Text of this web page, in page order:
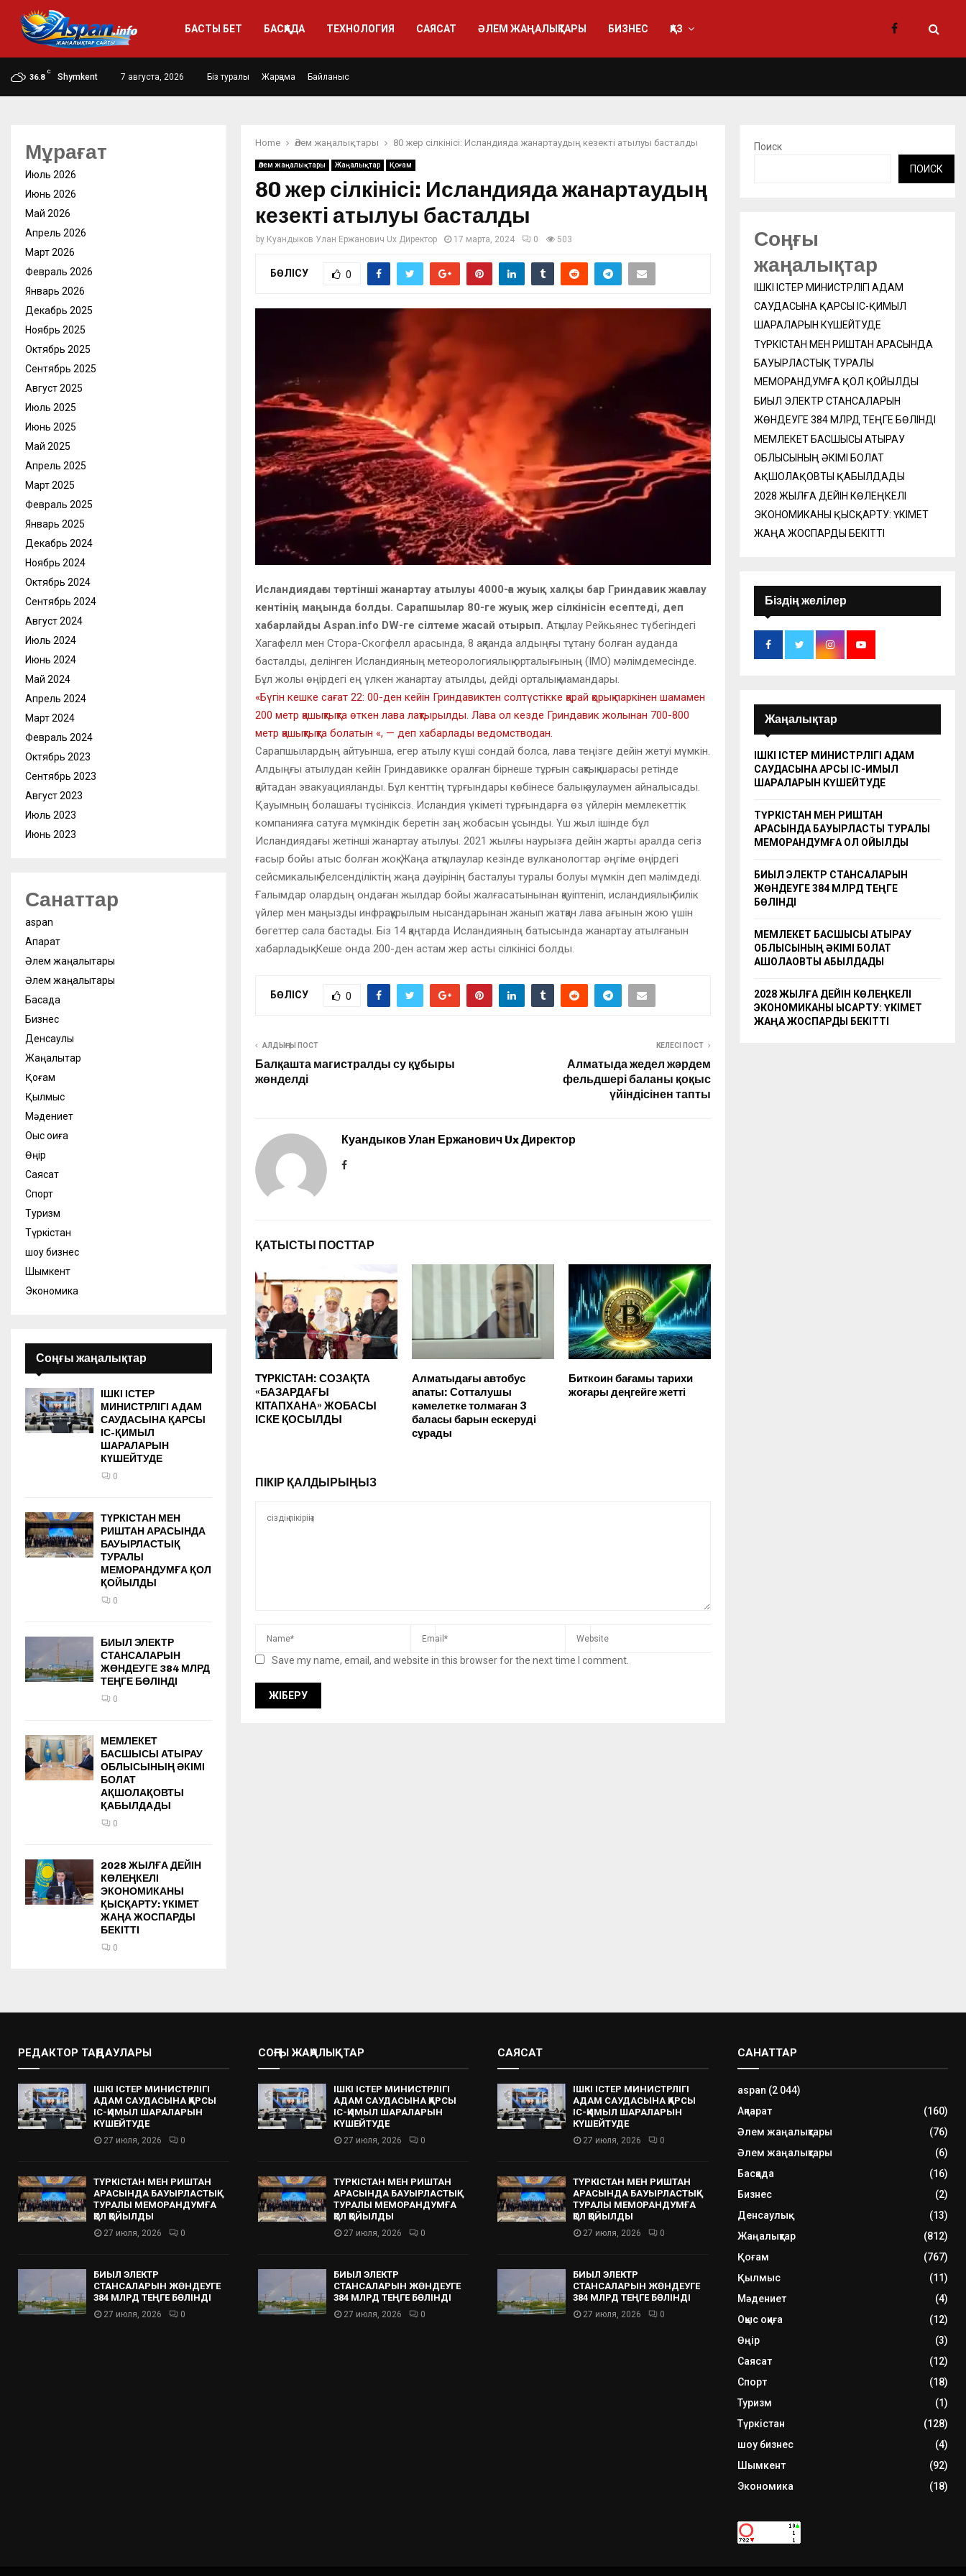
БАСТЫ БЕТ БАСҚАДА ТЕХНОЛОГИЯ САЯСАТ ӘЛЕМ ЖАҢАЛЫҚТАРЫ БИЗНЕС ҚАЗ
36.8
C
Shymkent 7 августа, 2026 Біз туралы Жарңама Байланыс
Home Әлем жаңалықтары 80 жер сілкінісі: Исландияда жанартаудың кезекті атылуы басталды
Әлем жаңалықтары Жаңалықтар Қоғам
80 жер сілкінісі: Исландияда жанартаудың
кезекті атылуы басталды
by Куандыков Улан Ержанович Ux Директор 17 марта, 2024 0 503
БӨЛІСУ 0
Исландиядағы төртінші жанартау атылуы 4000-ға жуық халқы бар Гриндавик жағалау
кентінің маңында болды. Сарапшылар 80-ге жуық жер сілкінісін есептеді, деп
хабарлайды Aspan.info DW-ге сілтеме жасай отырып. Атқылау Рейкьянес түбегіндегі
Хагафелл мен Стора-Скогфелл арасында, 8 ақпанда алдыңғы тұтану болған ауданда
басталды, делінген Исландияның метеорологиялық орталығының (IMO) мәлімдемесінде.
Бұл жолы өңірдегі ең үлкен жанартау атылды, дейді орталық мамандары.
«Бүгін кешке сағат 22: 00-ден кейін Гриндавиктен солтүстікке қарай қорық паркінен шамамен
200 метр қашықтықта өткен лава лақтырылды. Лава ол кезде Гриндавик жолынан 700-800
метр қашықтықта болатын «, — деп хабарлады ведомстводан.
Сарапшылардың айтуынша, егер атылу күші сондай болса, лава теңізге дейін жетуі мүмкін.
Алдыңғы атылудан кейін Гриндавикке оралған бірнеше тұрғын сақтық шарасы ретінде
қайтадан эвакуацияланды. Бұл кенттің тұрғындары көбінесе балық аулаумен айналысады.
Қауымның болашағы түсініксіз. Исландия үкіметі тұрғындарға өз үйлерін мемлекеттік
компанияға сатуға мүмкіндік беретін заң жобасын ұсынды. Үш жыл ішінде бұл
Исландиядағы жетінші жанартау атылуы. 2021 жылғы наурызға дейін жарты аралда сегіз
ғасыр бойы атыс болған жоқ. Жаңа атқылаулар кезінде вулканологтар әңгіме өңірдегі
сейсмикалық белсенділіктің жаңа дәуірінің басталуы туралы болуы мүмкін деп мәлімдеді.
Ғалымдар олардың ондаған жылдар бойы жалғасатынынан қауіптеніп, исландиялық билік
үйлер мен маңызды инфрақұрылым нысандарынан жанып жатқан лава ағынын жою үшін
бөгеттер сала бастады. Біз 14 қаңтарда Исландияның батысында жанартау атылғанын
хабарладық. Кеше онда 200-ден астам жер асты сілкінісі болды.
БӨЛІСУ 0
АЛДЫҢҒЫ ПОСТ
Балқашта магистралды су құбыры
жөнделді
КЕЛЕСІ ПОСТ
Алматыда жедел жәрдем
фельдшері баланы қоқыс
үйіндісінен тапты
Куандыков Улан Ержанович Ux Директор
ҚАТЫСТЫ ПОСТТАР
ТҮРКІСТАН: СОЗАҚТА
«БАЗАРДАҒЫ
КІТАПХАНА» ЖОБАСЫ
ІСКЕ ҚОСЫЛДЫ
Алматыдағы автобус
апаты: Сотталушы
кәмелетке толмаған 3
баласы барын ескеруді
сұрады
Биткоин бағамы тарихи
жоғары деңгейге жетті
ПІКІР ҚАЛДЫРЫҢЫЗ
Save my name, email, and website in this browser for the next time I comment.
Мұрағат
Июль 2026
Июнь 2026
Май 2026
Апрель 2026
Март 2026
Февраль 2026
Январь 2026
Декабрь 2025
Ноябрь 2025
Октябрь 2025
Сентябрь 2025
Август 2025
Июль 2025
Июнь 2025
Май 2025
Апрель 2025
Март 2025
Февраль 2025
Январь 2025
Декабрь 2024
Ноябрь 2024
Октябрь 2024
Сентябрь 2024
Август 2024
Июль 2024
Июнь 2024
Май 2024
Апрель 2024
Март 2024
Февраль 2024
Октябрь 2023
Сентябрь 2023
Август 2023
Июль 2023
Июнь 2023
Санаттар
aspan
Ақпарат
Әлем жаңалықтары
Әлем жаңалықтары
Басқада
Бизнес
Денсаулық
Жаңалықтар
Қоғам
Қылмыс
Мәдениет
Оқыс оқиға
Өңір
Саясат
Спорт
Туризм
Түркістан
шоу бизнес
Шымкент
Экономика
Соңғы жаңалықтар
ІШКІ ІСТЕР
МИНИСТРЛІГІ АДАМ
САУДАСЫНА ҚАРСЫ
ІС-ҚИМЫЛ
ШАРАЛАРЫН
КҮШЕЙТУДЕ
0
ТҮРКІСТАН МЕН
РИШТАН АРАСЫНДА
БАУЫРЛАСТЫҚ
ТУРАЛЫ
МЕМОРАНДУМҒА ҚОЛ
ҚОЙЫЛДЫ
0
БИЫЛ ЭЛЕКТР
СТАНСАЛАРЫН
ЖӨНДЕУГЕ 384 МЛРД
ТЕҢГЕ БӨЛІНДІ
0
МЕМЛЕКЕТ
БАСШЫСЫ АТЫРАУ
ОБЛЫСЫНЫҢ ӘКІМІ
БОЛАТ
АҚШОЛАҚОВТЫ
ҚАБЫЛДАДЫ
0
2028 ЖЫЛҒА ДЕЙІН
КӨЛЕҢКЕЛІ
ЭКОНОМИКАНЫ
ҚЫСҚАРТУ: ҮКІМЕТ
ЖАҢА ЖОСПАРДЫ
БЕКІТТІ
0
Поиск
ПОИСК
Соңғы
жаңалықтар
ІШКІ ІСТЕР МИНИСТРЛІГІ АДАМ
САУДАСЫНА ҚАРСЫ ІС-ҚИМЫЛ
ШАРАЛАРЫН КҮШЕЙТУДЕ
ТҮРКІСТАН МЕН РИШТАН АРАСЫНДА
БАУЫРЛАСТЫҚ ТУРАЛЫ
МЕМОРАНДУМҒА ҚОЛ ҚОЙЫЛДЫ
БИЫЛ ЭЛЕКТР СТАНСАЛАРЫН
ЖӨНДЕУГЕ 384 МЛРД ТЕҢГЕ БӨЛІНДІ
МЕМЛЕКЕТ БАСШЫСЫ АТЫРАУ
ОБЛЫСЫНЫҢ ӘКІМІ БОЛАТ
АҚШОЛАҚОВТЫ ҚАБЫЛДАДЫ
2028 ЖЫЛҒА ДЕЙІН КӨЛЕҢКЕЛІ
ЭКОНОМИКАНЫ ҚЫСҚАРТУ: ҮКІМЕТ
ЖАҢА ЖОСПАРДЫ БЕКІТТІ
Біздің желілер
Жаңалықтар
ІШКІ ІСТЕР МИНИСТРЛІГІ АДАМ
САУДАСЫНА ҚАРСЫ ІС-ҚИМЫЛ
ШАРАЛАРЫН КҮШЕЙТУДЕ
ТҮРКІСТАН МЕН РИШТАН
АРАСЫНДА БАУЫРЛАСТЫҚ ТУРАЛЫ
МЕМОРАНДУМҒА ҚОЛ ҚОЙЫЛДЫ
БИЫЛ ЭЛЕКТР СТАНСАЛАРЫН
ЖӨНДЕУГЕ 384 МЛРД ТЕҢГЕ
БӨЛІНДІ
МЕМЛЕКЕТ БАСШЫСЫ АТЫРАУ
ОБЛЫСЫНЫҢ ӘКІМІ БОЛАТ
АҚШОЛАҚОВТЫ ҚАБЫЛДАДЫ
2028 ЖЫЛҒА ДЕЙІН КӨЛЕҢКЕЛІ
ЭКОНОМИКАНЫ ҚЫСҚАРТУ: ҮКІМЕТ
ЖАҢА ЖОСПАРДЫ БЕКІТТІ
РЕДАКТОР ТАҢДАУЛАРЫ
ІШКІ ІСТЕР МИНИСТРЛІГІ
АДАМ САУДАСЫНА ҚАРСЫ
ІС-ҚИМЫЛ ШАРАЛАРЫН
КҮШЕЙТУДЕ
27 июля, 2026 0
ТҮРКІСТАН МЕН РИШТАН
АРАСЫНДА БАУЫРЛАСТЫҚ
ТУРАЛЫ МЕМОРАНДУМҒА
ҚОЛ ҚОЙЫЛДЫ
27 июля, 2026 0
БИЫЛ ЭЛЕКТР
СТАНСАЛАРЫН ЖӨНДЕУГЕ
384 МЛРД ТЕҢГЕ БӨЛІНДІ
27 июля, 2026 0
СОҢҒЫ ЖАҢАЛЫҚТАР
ІШКІ ІСТЕР МИНИСТРЛІГІ
АДАМ САУДАСЫНА ҚАРСЫ
ІС-ҚИМЫЛ ШАРАЛАРЫН
КҮШЕЙТУДЕ
27 июля, 2026 0
ТҮРКІСТАН МЕН РИШТАН
АРАСЫНДА БАУЫРЛАСТЫҚ
ТУРАЛЫ МЕМОРАНДУМҒА
ҚОЛ ҚОЙЫЛДЫ
27 июля, 2026 0
БИЫЛ ЭЛЕКТР
СТАНСАЛАРЫН ЖӨНДЕУГЕ
384 МЛРД ТЕҢГЕ БӨЛІНДІ
27 июля, 2026 0
САЯСАТ
ІШКІ ІСТЕР МИНИСТРЛІГІ
АДАМ САУДАСЫНА ҚАРСЫ
ІС-ҚИМЫЛ ШАРАЛАРЫН
КҮШЕЙТУДЕ
27 июля, 2026 0
ТҮРКІСТАН МЕН РИШТАН
АРАСЫНДА БАУЫРЛАСТЫҚ
ТУРАЛЫ МЕМОРАНДУМҒА
ҚОЛ ҚОЙЫЛДЫ
27 июля, 2026 0
БИЫЛ ЭЛЕКТР
СТАНСАЛАРЫН ЖӨНДЕУГЕ
384 МЛРД ТЕҢГЕ БӨЛІНДІ
27 июля, 2026 0
САНАТТАР
aspan (2 044)
Ақпарат
(160)
Әлем жаңалықтары
(76)
Әлем жаңалықтары
(6)
Басқада
(16)
Бизнес
(2)
Денсаулық
(13)
Жаңалықтар
(812)
Қоғам
(767)
Қылмыс
(11)
Мәдениет
(4)
Оқыс оқиға
(12)
Өңір
(3)
Саясат
(12)
Спорт
(18)
Туризм
(1)
Түркістан
(128)
шоу бизнес
(4)
Шымкент
(92)
Экономика
(18)